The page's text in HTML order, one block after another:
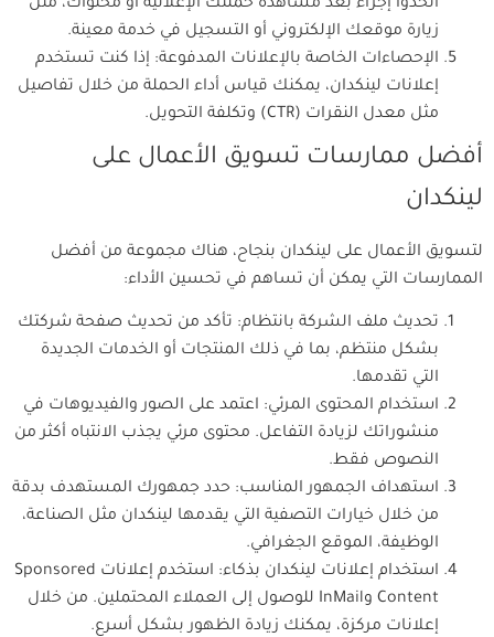
اتخذوا إجراءً بعد مشاهدة حملتك الإعلانية أو محتواك، مثل
زيارة موقعك الإلكتروني أو التسجيل في خدمة معينة.
الإحصاءات الخاصة بالإعلانات المدفوعة: إذا كنت تستخدم
إعلانات لينكدان، يمكنك قياس أداء الحملة من خلال تفاصيل
مثل معدل النقرات (CTR) وتكلفة التحويل.
أفضل ممارسات تسويق الأعمال على
لينكدان
لتسويق الأعمال على لينكدان بنجاح، هناك مجموعة من أفضل
الممارسات التي يمكن أن تساهم في تحسين الأداء:
تحديث ملف الشركة بانتظام: تأكد من تحديث صفحة شركتك
بشكل منتظم، بما في ذلك المنتجات أو الخدمات الجديدة
التي تقدمها.
استخدام المحتوى المرئي: اعتمد على الصور والفيديوهات في
منشوراتك لزيادة التفاعل. محتوى مرئي يجذب الانتباه أكثر من
النصوص فقط.
استهداف الجمهور المناسب: حدد جمهورك المستهدف بدقة
من خلال خيارات التصفية التي يقدمها لينكدان مثل الصناعة،
الوظيفة، الموقع الجغرافي.
استخدام إعلانات لينكدان بذكاء: استخدم إعلانات Sponsored
Content وInMail للوصول إلى العملاء المحتملين. من خلال
إعلانات مركزة، يمكنك زيادة الظهور بشكل أسرع.